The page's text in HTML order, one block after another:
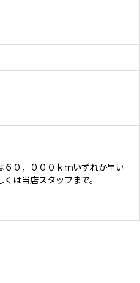
０，０００ｋｍいずれか早い
は当店スタッフまで。